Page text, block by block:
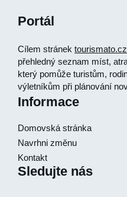
Portál
Cílem stránek tourismato.cz
přehledný seznam míst,
který pomůže turistům,
výletníkům při plánování
Informace
Domovská stránka
Navrhni změnu
Kontakt
Sledujte nás